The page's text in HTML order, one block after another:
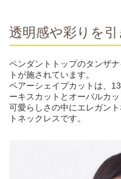
透明感や彩りを
ペンダントトップのタンザ
トが施されています。
ペアーシェイプカットは、
ーキスカットとオーバルカ
可愛らしさの中にエレガン
トネックレスです。